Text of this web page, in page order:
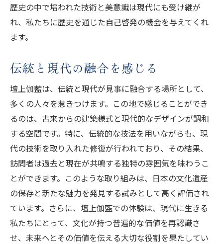
歴史の中で培われた技術と美意識は現代にも受け継が
れ、私たちに歴史を通じた自己啓発の機会を与えてくれ
ます。
伝統と現代の融合を感じる
壇上伽藍は、伝統と現代が見事に融合する場所として、
多くの人々を惹きつけます。この地で感じることができ
るのは、古来からの建築様式と現代的なデザインが調和
する空間です。特に、伝統的な技法を用いながらも、現
代の技術を取り入れた修復が行われており、その結果、
訪問者は過去と現在が共鳴する独特の雰囲気を味わうこ
とができます。このような取り組みは、日本の文化遺産
の保存と新たな魅力を発見する試みとして高く評価され
ています。さらに、壇上伽藍での体験は、現代に生きる
私たちにとって、文化が持つ普遍的な価値を再認識さ
せ、未来へとその価値を伝える大切な役割を果たしてい